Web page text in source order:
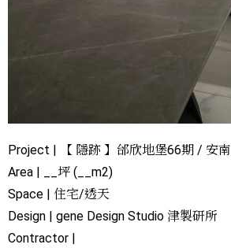
Project | 【 隱跡 】邰欣地堡66期 / 安南
Area | __坪 (__m2)
Space | 住宅/透天
Design | gene Design Studio 津製研所
Contractor |